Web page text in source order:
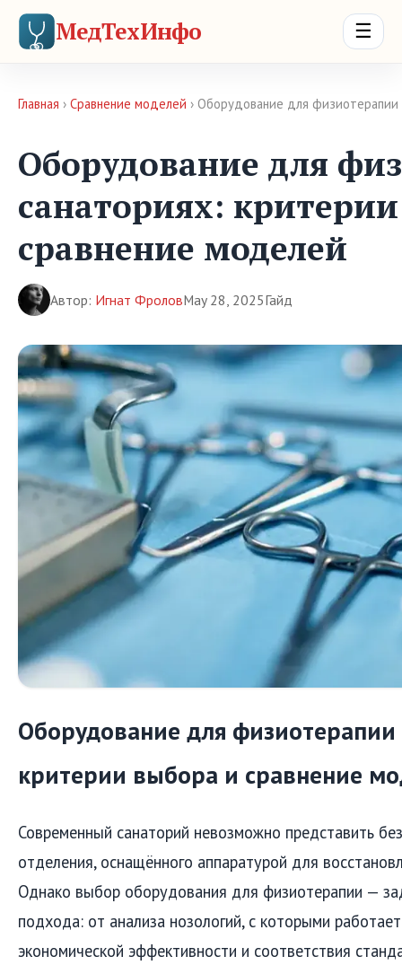
МедТехИнфо ☰
Главная › Сравнение моделей › Оборудование для
Оборудование для
санаториях:
сравнение моделей
Автор: Игнат ФроловMay 28, 2025Гайд
Оборудование для физиотерапии
критерии выбора и сравнение
Современный санаторий невозможно представить
отделения, оснащённого аппаратурой для
Однако выбор оборудования для физиотерапии —
подхода: от анализа нозологий, с которыми
экономической эффективности и соответствия